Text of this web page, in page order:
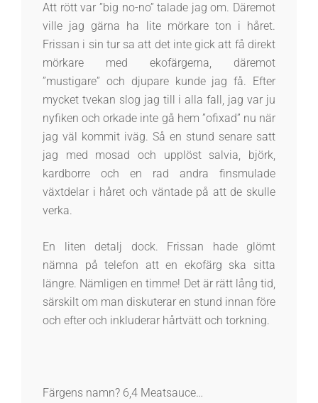
Att rött var ”big no-no” talade jag om. Däremot
ville jag gärna ha lite mörkare ton i håret.
Frissan i sin tur sa att det inte gick att få direkt
mörkare med ekofärgerna, däremot
”mustigare” och djupare kunde jag få. Efter
mycket tvekan slog jag till i alla fall, jag var ju
nyfiken och orkade inte gå hem ”ofixad” nu när
jag väl kommit iväg. Så en stund senare satt
jag med mosad och upplöst salvia, björk,
kardborre och en rad andra finsmulade
växtdelar i håret och väntade på att de skulle
verka.
En liten detalj dock. Frissan hade glömt
nämna på telefon att en ekofärg ska sitta
längre. Nämligen en timme! Det är rätt lång tid,
särskilt om man diskuterar en stund innan före
och efter och inkluderar hårtvätt och torkning.
Färgens namn? 6,4 Meatsauce…